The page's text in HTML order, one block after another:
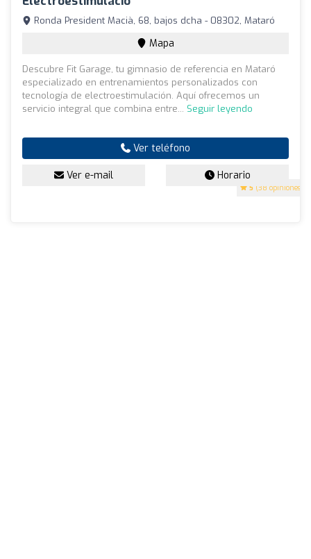
5 (38 opiniones)
Ronda President Macià, 68, bajos dcha - 08302, Mataró
Mapa
Descubre Fit Garage, tu gimnasio de referencia en Mataró
especializado en entrenamientos personalizados con
tecnología de electroestimulación. Aquí ofrecemos un
servicio integral que combina entre... Seguir leyendo
Ver teléfono
Ver e-mail Horario